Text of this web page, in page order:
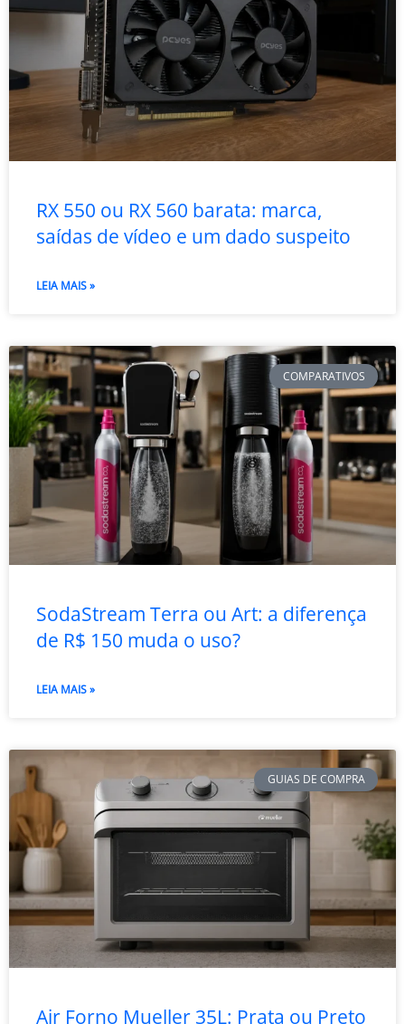
RX 550 ou RX 560 barata: marca,
saídas de vídeo e um dado suspeito
LEIA MAIS »
COMPARATIVOS
SodaStream Terra ou Art: a diferença
de R$ 150 muda o uso?
LEIA MAIS »
GUIAS DE COMPRA
Air Forno Mueller 35L: Prata ou Preto